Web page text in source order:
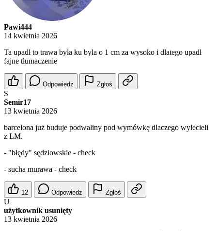
Pawi444
14 kwietnia 2026
Ta upadł to trawa była ku byla o 1 cm za wysoko i dlatego upadł
fajne tłumaczenie
Odpowiedz Zgłoś
S
Semir17
13 kwietnia 2026
barcelona już buduje podwaliny pod wymówkę dlaczego wylecieli
z LM.
- "błędy" sędziowskie - check
- sucha murawa - check
12 Odpowiedz Zgłoś
U
użytkownik usunięty
13 kwietnia 2026